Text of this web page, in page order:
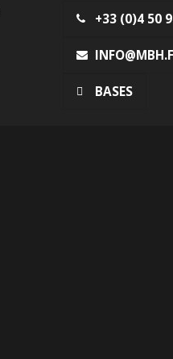
+33 (0)4 50
BASES